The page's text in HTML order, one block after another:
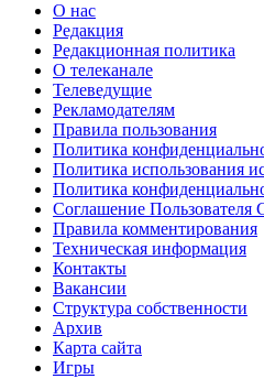
О нас
Редакция
Редакционная политика
О телеканале
Телеведущие
Рекламодателям
Правила пользования
Политика
Политика использования
Политика
Соглашение Пользователя
Правила комментирования
Техническая информация
Контакты
Вакансии
Структура собственности
Архив
Карта сайта
Игры